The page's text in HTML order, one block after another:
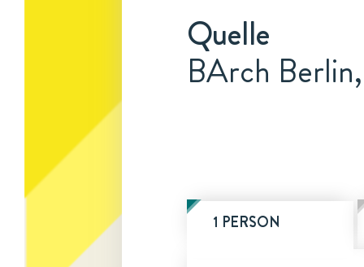
Quelle
BArch
1 PERSON